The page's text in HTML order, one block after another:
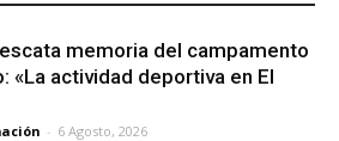
memoria del campamento
«La actividad deportiva en El
- 6 Agosto, 2026